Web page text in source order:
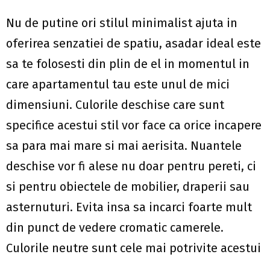
Nu de putine ori stilul minimalist ajuta in
oferirea senzatiei de spatiu, asadar ideal este
sa te folosesti din plin de el in momentul in
care apartamentul tau este unul de mici
dimensiuni. Culorile deschise care sunt
specifice acestui stil vor face ca orice incapere
sa para mai mare si mai aerisita. Nuantele
deschise vor fi alese nu doar pentru pereti, ci
si pentru obiectele de mobilier, draperii sau
asternuturi. Evita insa sa incarci foarte mult
din punct de vedere cromatic camerele.
Culorile neutre sunt cele mai potrivite acestui